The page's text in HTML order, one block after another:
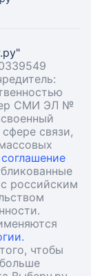
СМИ ЭЛ №
связи,
российским
чтобы